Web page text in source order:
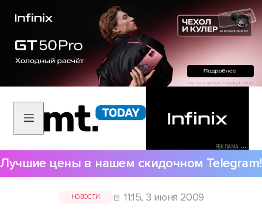
РЕКЛАМА •••
Лучшие цены в нашем скидочном Telegram!
НОВОСТИ 11:15, 3 июня 2009